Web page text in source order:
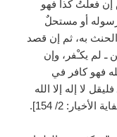
فعلتُ كذا فهو
أو مستحلٌ
به، ثم إن قصد
ـ لم يكـْفر، وإن
فهو كافر في
لا إله إلا الله
2/ 154].